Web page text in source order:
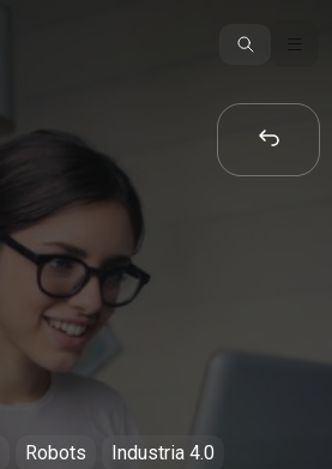
Robots Industria 4.0